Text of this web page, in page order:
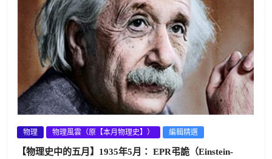
物理 物理風雲（原【本月物理史】） 編輯精選
【物理史中的五月】1935年5月： EPR弔詭（Einstein-